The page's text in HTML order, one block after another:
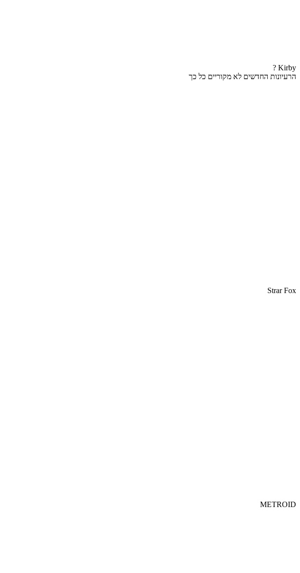
Kirby ?
הרעיונות החדשים לא מקוריים כל כך
Strar Fox
METROID